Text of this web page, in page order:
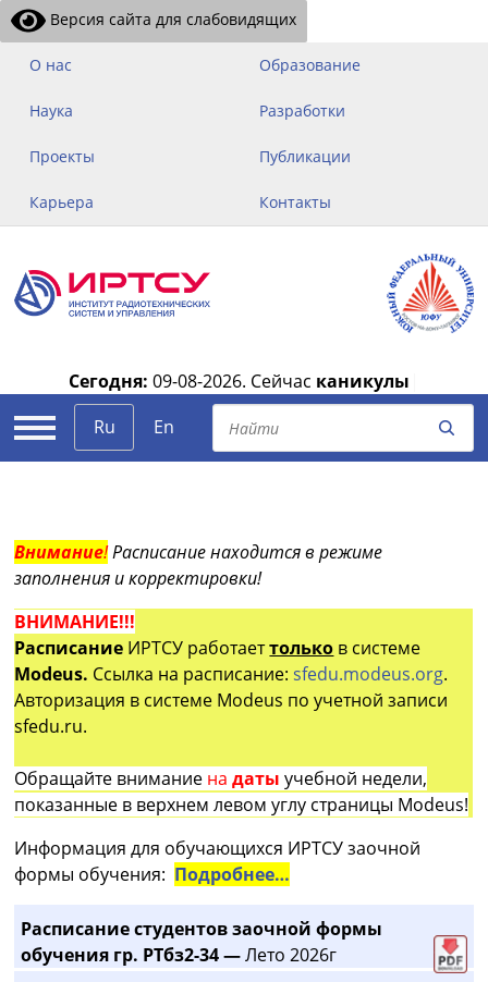
Версия сайта для слабовидящих
О нас Образование
Наука Разработки
Проекты Публикации
Карьера Контакты
Сегодня: 09-08-2026. Сейчас каникулы
Ru
En
Внимание!Расписание находится в режиме
заполнения и корректировки!
ВНИМАНИЕ!!!
Расписание ИРТСУ работаеттолько в системе
Modeus. Ссылка на расписание:sfedu.modeus.org.
Авторизация в системе Modeus по учетной записи
sfedu.ru.
Обращайте внимание на датыучебной недели,
показанные в верхнем левом углу страницы Modeus!
Информация для обучающихся ИРТСУ заочной
формы обучения: Подробнее…
Расписание студентов заочной формы
обучения гр. РТбз2-34 —Лето 2026г